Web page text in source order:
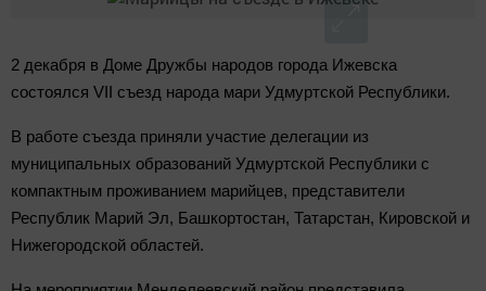
2 декабря в Доме Дружбы народов города Ижевска
состоялся VII съезд народа мари Удмуртской Республики.
В работе съезда приняли участие делегации из
муниципальных образований Удмуртской Республики с
компактным проживанием марийцев, представители
Республик Марий Эл, Башкортостан, Татарстан, Кировской и
Нижегородской областей.